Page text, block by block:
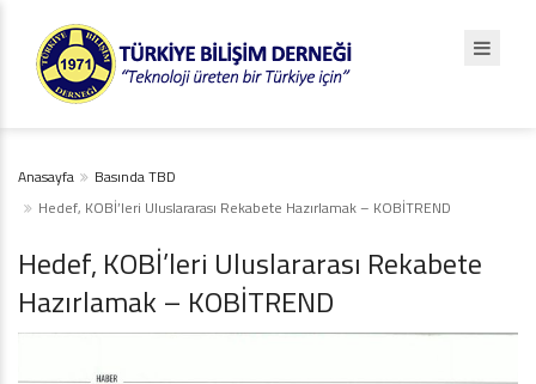
Anasayfa
Basında TBD
Hedef, KOBİ’leri Uluslararası Rekabete Hazırlamak – KOBİTREND
Hedef, KOBİ’leri Uluslararası Rekabete
Hazırlamak – KOBİTREND